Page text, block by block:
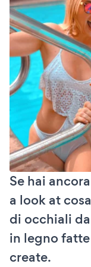
Se hai
a look at
di occhiali
in legno
create.